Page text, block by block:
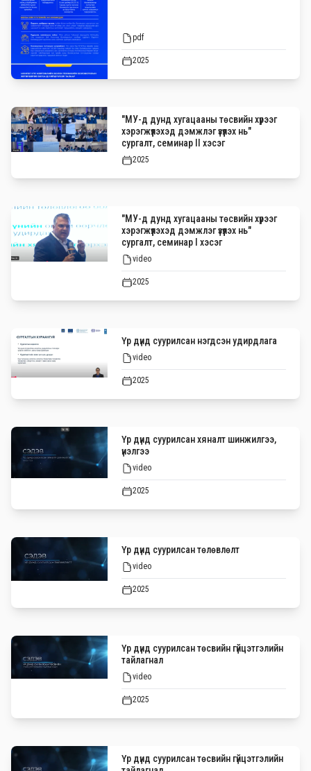
pdf
2025
"МУ-д дунд хугацааны төсвийн хүрээг
хэрэгжүүлэхэд дэмжлэг үзүүлэх нь"
сургалт, семинар II хэсэг
2025
"МУ-д дунд хугацааны төсвийн хүрээг
хэрэгжүүлэхэд дэмжлэг үзүүлэх нь"
сургалт, семинар I хэсэг
video
2025
Үр дүнд суурилсан нэгдсэн удирдлага
video
2025
Үр дүнд суурилсан хяналт шинжилгээ,
үнэлгээ
video
2025
Үр дүнд суурилсан төлөвлөлт
video
2025
Үр дүнд суурилсан төсвийн гүйцэтгэлийн
тайлагнал
video
2025
Үр дүнд суурилсан төсвийн гүйцэтгэлийн